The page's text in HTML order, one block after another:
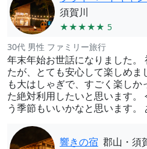
須賀川
★★★★★ 5
30代 男性 ファミリー旅行
年末年始お世話になりました。
たが、とても安心して楽しめま
も大はしゃぎで、すごく楽しか
た絶対利用したいと思います。
う季節もいいかなと思います。
響きの宿 郡山・須